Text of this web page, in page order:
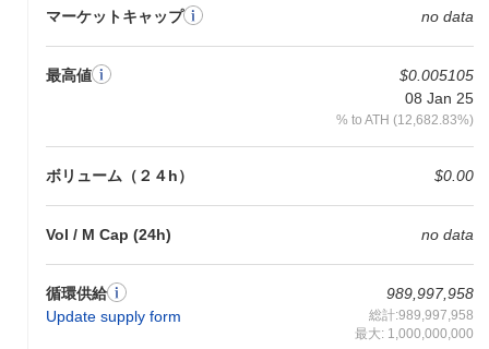
マーケットキャップ no data
最高値
$0.005105
08 Jan 25
% to ATH (12,682.83%)
ボリューム（２４h） $0.00
Vol / M Cap (24h) no data
循環供給
Update supply form
989,997,958
総計:989,997,958
最大: 1,000,000,000
高度なシャーディング技術を活用し、取引の並列処理を可能に
し、スケーラビリティを大幅に改善します。さらに、Saad Boi
は、ステークプルーフと委任ガバナンスを組み合わせた独自のコ
ンセンサスメカニズムを取り入れており、コミュニティが意思決
定プロセスに積極的に参加できるようにしています。 エコシステ
ムは、さまざまなDeFiプラットフォームやNFTマーケットプレイ
スとの戦略的パートナーシップによってさらに豊かになり、シー
ムレスな相互運用性を促進し、ユースケースを拡大しています。
ーザー体験と開発者のアクセシビリティに対する焦点は、Saad
Boiをブロックチェーンの風景における独自のプレーヤーとして位
置づけ、エンドユーザーと開発者の両方に対応しています。
Saad Boiで何ができますか？